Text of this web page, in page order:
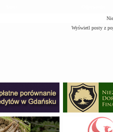
Wyświetl posty z